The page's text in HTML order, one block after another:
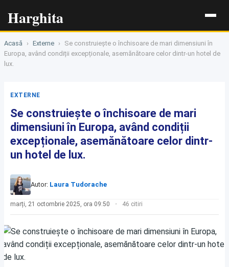
Harghita
Acasă › Externe ›
Se construiește o închisoare de mari dimensiuni în
Europa, având condiții excepționale, asemănătoare celor dintr-un hotel de
lux.
EXTERNE
Se construiește o închisoare de mari
dimensiuni în Europa, având condiții
excepționale, asemănătoare celor dintr-
un hotel de lux.
Autor: Laura Tudorache
marți, 21 octombrie 2025, ora 09:50 46 citiri